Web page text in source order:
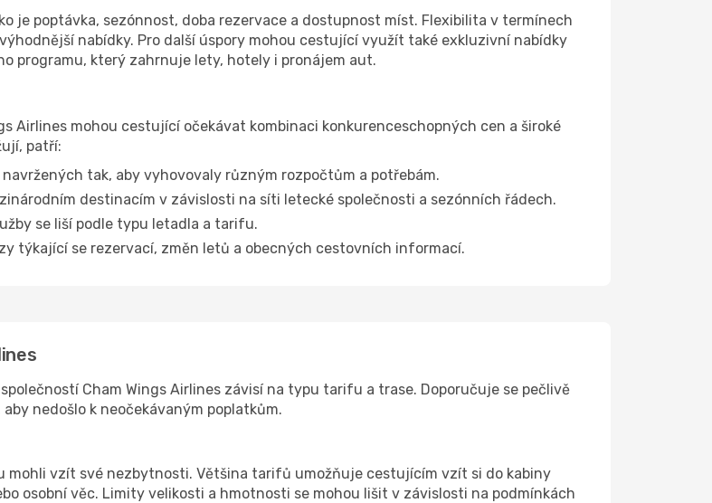
je poptávka, sezónnost, doba rezervace a dostupnost míst. Flexibilita v termínech
nabídky. Pro další úspory mohou cestující využít také exkluzivní nabídky
programu, který zahrnuje lety, hotely i pronájem aut.
Airlines mohou cestující očekávat kombinaci konkurenceschopných cen a široké
patří:
tak, aby vyhovovaly různým rozpočtům a potřebám.
destinacím v závislosti na síti letecké společnosti a sezónních řádech.
se liší podle typu letadla a tarifu.
týkající se rezervací, změn letů a obecných cestovních informací.
Cham Wings Airlines závisí na typu tarifu a trase. Doporučuje se pečlivě
nedošlo k neočekávaným poplatkům.
mohli vzít své nezbytnosti. Většina tarifů umožňuje cestujícím vzít si do kabiny
osobní věc. Limity velikosti a hmotnosti se mohou lišit v závislosti na podmínkách